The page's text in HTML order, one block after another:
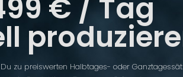
€ / Tag
zu preiswerten Halbtages- oder